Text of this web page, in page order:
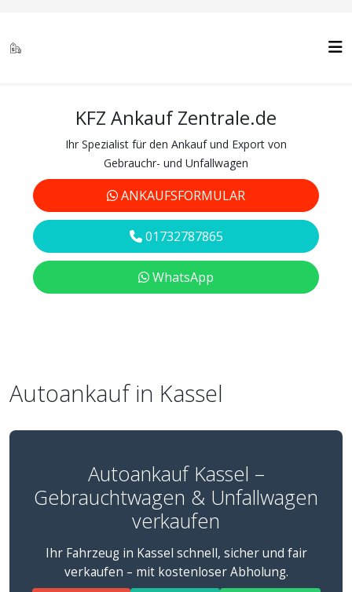
KFZ Ankauf Zentrale.de
Ihr Spezialist für den Ankauf und Export von
Gebrauchr- und Unfallwagen
ANKAUFSFORMULAR
01732787865
WhatsApp
Autoankauf in Kassel
Autoankauf Kassel –
Gebrauchtwagen & Unfallwagen
verkaufen
Ihr Fahrzeug in Kassel schnell, sicher und fair
verkaufen – mit kostenloser Abholung.